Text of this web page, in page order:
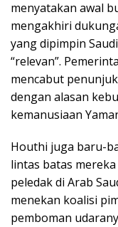
menyatakan awal
mengakhiri
yang dipimpin
“relevan”.
mencabut
dengan alasan
kemanusiaan
Houthi juga baru-
lintas batas
peledak di Arab
menekan koalisi
pemboman